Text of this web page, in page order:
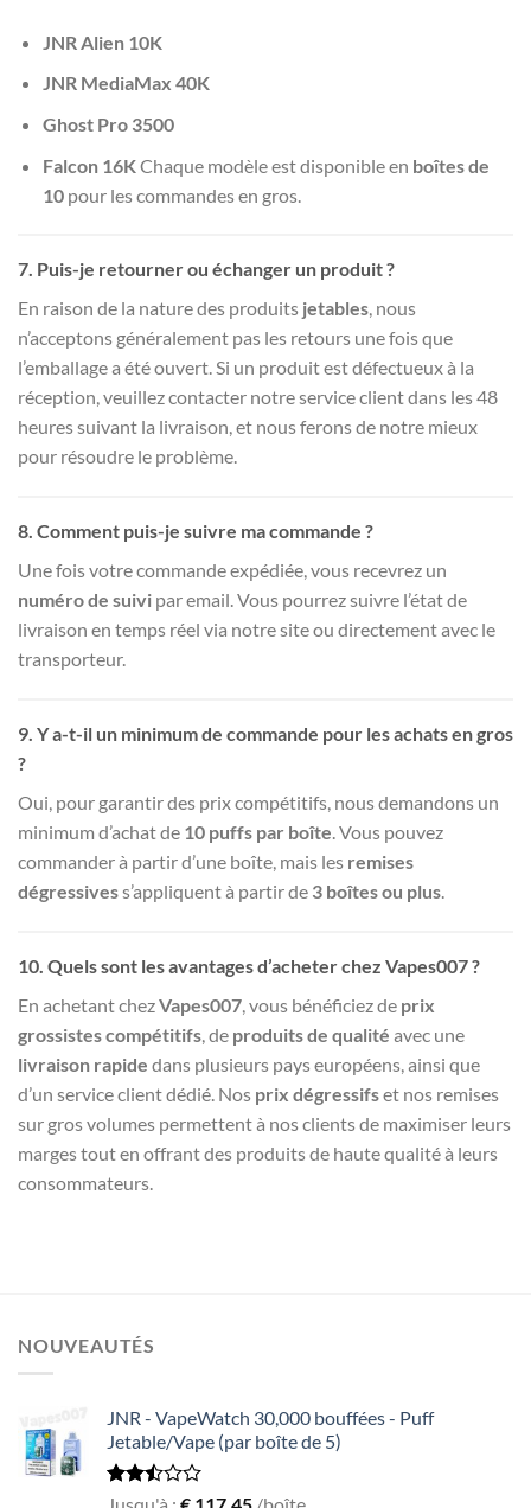
JNR Alien 10K
JNR MediaMax 40K
Ghost Pro 3500
Falcon 16KChaque modèle est disponible en boîtes de
10pour les commandes en gros.
7. Puis-je retourner ou échanger un produit ?
En raison de la nature des produits jetables, nous
n’acceptons généralement pas les retours une fois que
l’emballage a été ouvert. Si un produit est défectueux à la
réception, veuillez contacter notre service client dans les 48
heures suivant la livraison, et nous ferons de notre mieux
pour résoudre le problème.
8. Comment puis-je suivre ma commande ?
Une fois votre commande expédiée, vous recevrez un
numéro de suivi par email. Vous pourrez suivre l’état de
livraison en temps réel via notre site ou directement avec le
transporteur.
9. Y a-t-il un minimum de commande pour les achats en gros
?
Oui, pour garantir des prix compétitifs, nous demandons un
minimum d’achat de 10 puffs par boîte. Vous pouvez
commander à partir d’une boîte, mais les remises
dégressivess’appliquent à partir de 3 boîtes ou plus.
10. Quels sont les avantages d’acheter chez Vapes007 ?
En achetant chezVapes007 , vous bénéficiez de prix
grossistes compétitifs , de produits de qualité avec une
livraison rapide dans plusieurs pays européens, ainsi que
d’un service client dédié. Nos prix dégressifset nos remises
sur gros volumes permettent à nos clients de maximiser leurs
marges tout en offrant des produits de haute qualité à leurs
consommateurs.
NOUVEAUTÉS
JNR - VapeWatch 30,000 bouffées - Puff
Jetable/Vape (par boîte de 5)
Rated